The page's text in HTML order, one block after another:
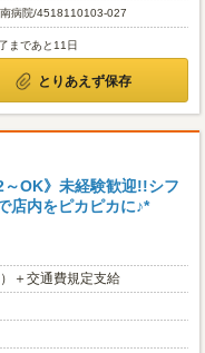
病院/4518110103-027
まであと11日
とりあえず保存
～OK》未経験歓迎!!シフ
店内をピカピカに♪*
＋交通費規定支給